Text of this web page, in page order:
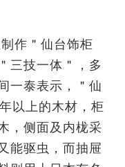
作＂仙台饰柜
三技一体＂，多
一泰表示，＂仙
以上的木材，柜
，侧面及内栊采
能驱虫，而抽屉